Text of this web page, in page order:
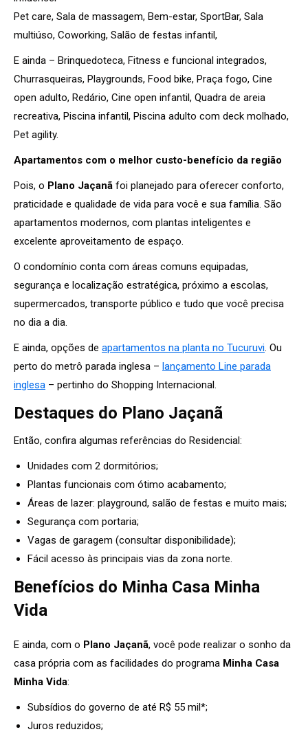
Pet care, Sala de massagem, Bem-estar, SportBar, Sala
multiúso, Coworking, Salão de festas infantil,
E ainda – Brinquedoteca, Fitness e funcional integrados,
Churrasqueiras, Playgrounds, Food bike, Praça fogo, Cine
open adulto, Redário, Cine open infantil, Quadra de areia
recreativa, Piscina infantil, Piscina adulto com deck molhado,
Pet agility.
Apartamentos com o melhor custo-benefício da região
Pois, o Plano Jaçanã foi planejado para oferecer conforto,
praticidade e qualidade de vida para você e sua família. São
apartamentos modernos, com plantas inteligentes e
excelente aproveitamento de espaço.
O condomínio conta com áreas comuns equipadas,
segurança e localização estratégica, próximo a escolas,
supermercados, transporte público e tudo que você precisa
no dia a dia.
E ainda, opções de apartamentos na planta no Tucuruvi. Ou
perto do metrô parada inglesa – lançamento Line parada
inglesa – pertinho do Shopping Internacional.
Destaques do Plano Jaçanã
Então, confira algumas referências do Residencial:
Unidades com 2 dormitórios;
Plantas funcionais com ótimo acabamento;
Áreas de lazer: playground, salão de festas e muito mais;
Segurança com portaria;
Vagas de garagem (consultar disponibilidade);
Fácil acesso às principais vias da zona norte.
Benefícios do Minha Casa Minha
Vida
E ainda, com o Plano Jaçanã, você pode realizar o sonho da
casa própria com as facilidades do programa Minha Casa
Minha Vida:
Subsídios do governo de até R$ 55 mil*;
Juros reduzidos;